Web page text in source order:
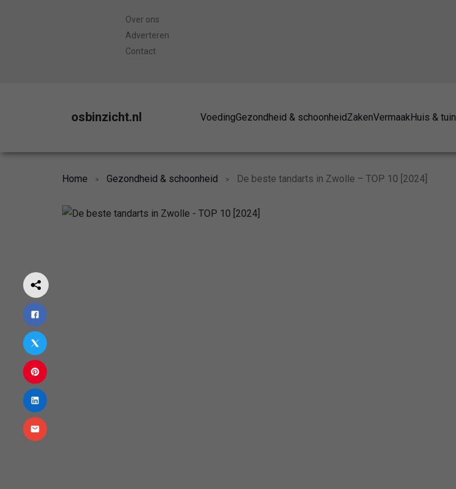
Over ons
Adverteren
Contact
osbinzicht.nl VoedingGezondheid & schoonheidZakenVermaakHuis & tuin
Home Gezondheid & schoonheid De beste tandarts in Zwolle – TOP 10 [2024]